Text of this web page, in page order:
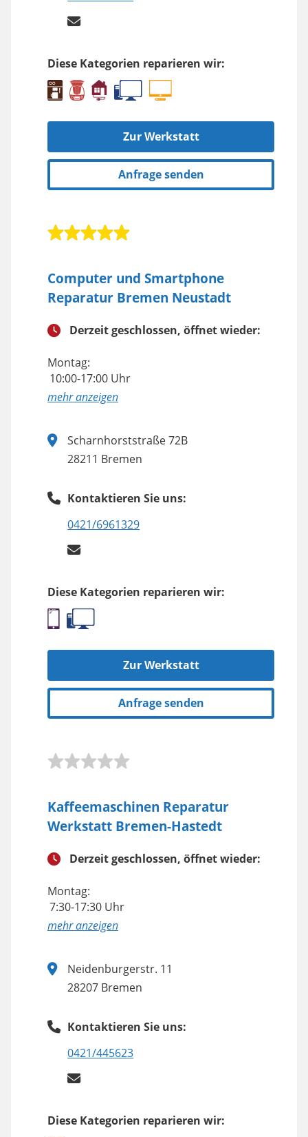
Diese Kategorien reparieren wir:
Zur Werkstatt
Anfrage senden
Computer und Smartphone
Reparatur Bremen Neustadt
Derzeit geschlossen, öffnet wieder:
Montag:
10:00-17:00 Uhr
anzeigen
Scharnhorststraße 72B
28211 Bremen
Kontaktieren Sie uns:
0421/6961329
Diese Kategorien reparieren wir:
Zur Werkstatt
Anfrage senden
Kaffeemaschinen Reparatur
Werkstatt Bremen-Hastedt
Derzeit geschlossen, öffnet wieder:
Montag:
7:30-17:30 Uhr
anzeigen
Neidenburgerstr. 11
28207 Bremen
Kontaktieren Sie uns:
0421/445623
Diese Kategorien reparieren wir: